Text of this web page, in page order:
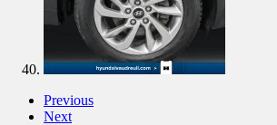
Previous
Next